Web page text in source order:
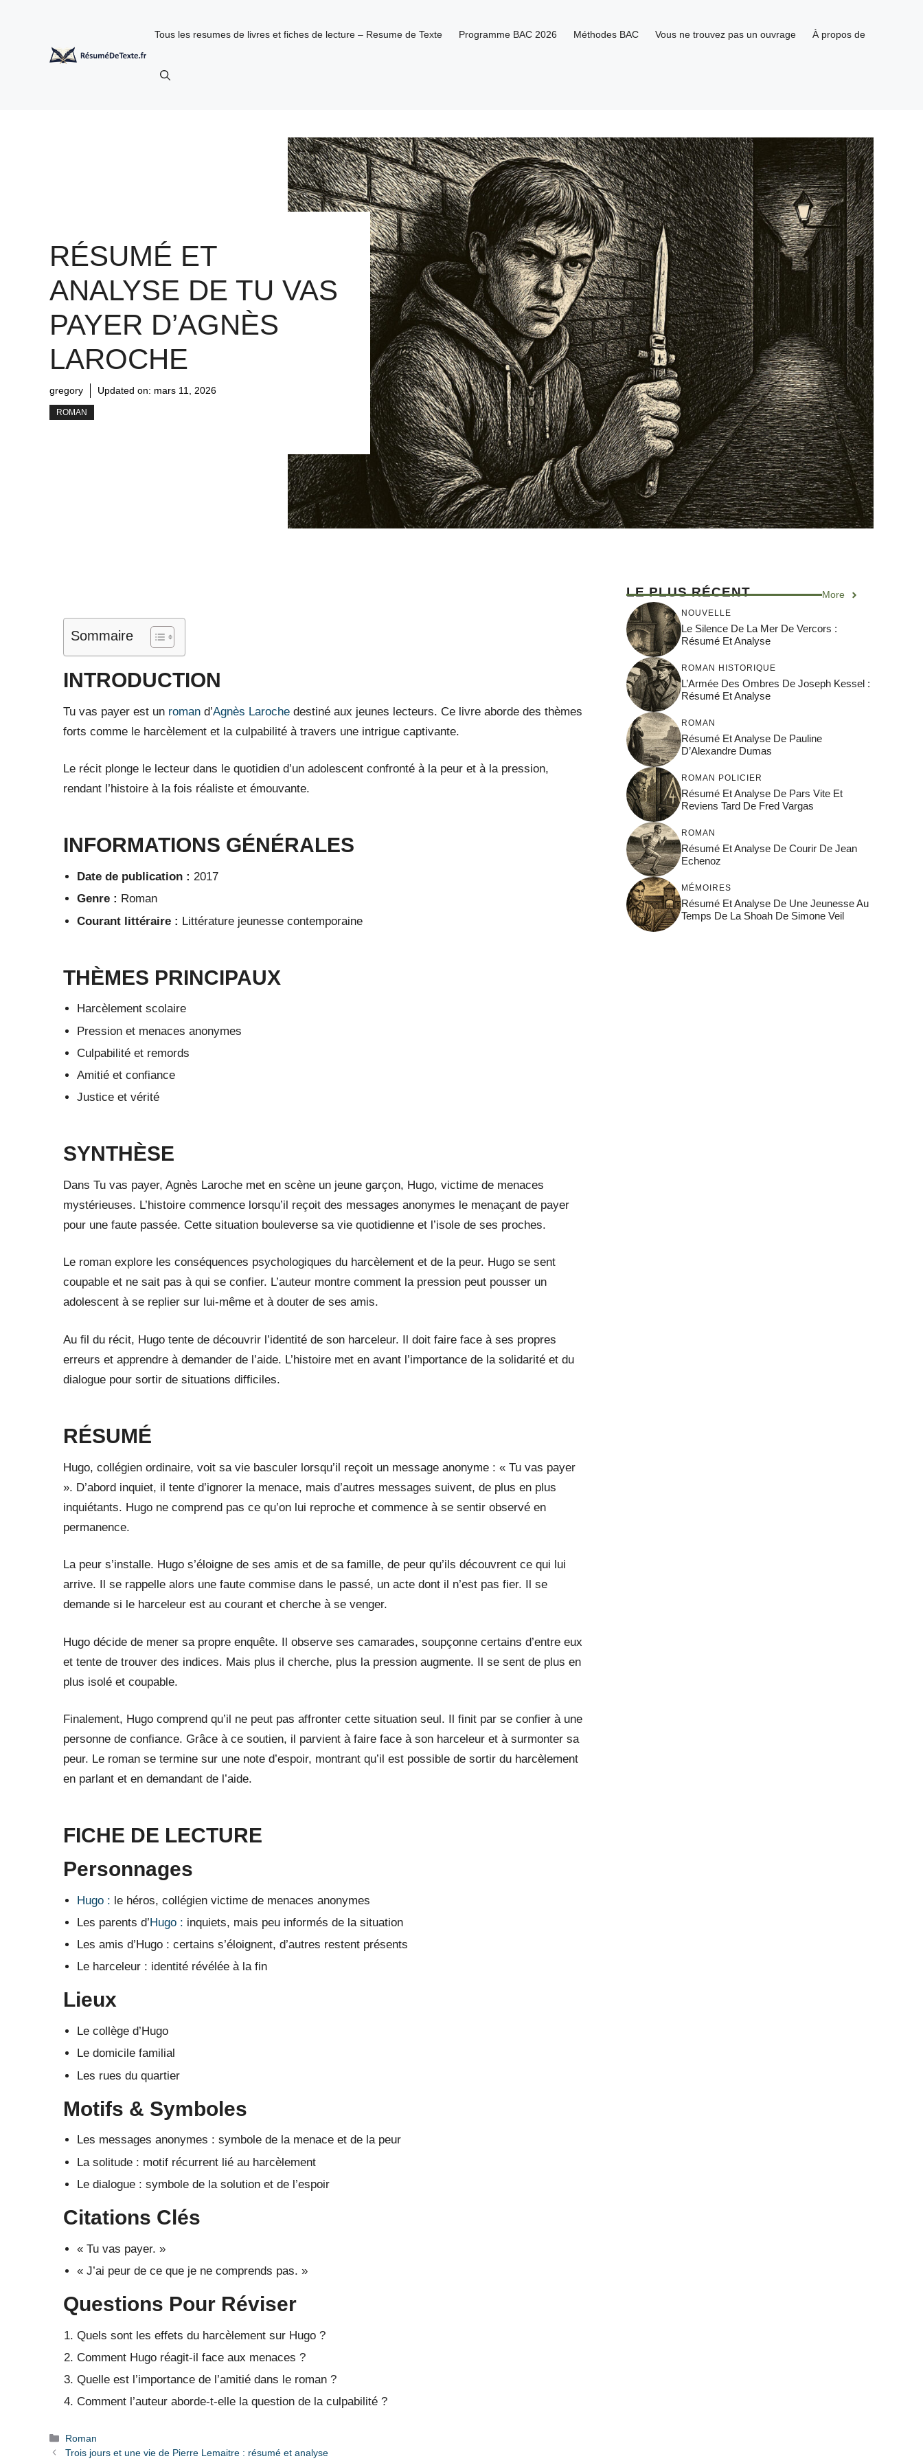
Tous les resumes de livres et fiches de lecture – Resume de Texte Programme BAC 2026 Méthodes BAC Vous ne trouvez pas un ouvrage À propos de
RÉSUMÉ ET
ANALYSE DE TU VAS
PAYER D’AGNÈS
LAROCHE
gregory Updated on: mars 11, 2026
ROMAN
Sommaire
INTRODUCTION
Tu vas payer est un roman d’Agnès Laroche destiné aux jeunes lecteurs. Ce livre aborde des thèmes
forts comme le harcèlement et la culpabilité à travers une intrigue captivante.
Le récit plonge le lecteur dans le quotidien d’un adolescent confronté à la peur et à la pression,
rendant l’histoire à la fois réaliste et émouvante.
INFORMATIONS GÉNÉRALES
Date de publication : 2017
Genre : Roman
Courant littéraire : Littérature jeunesse contemporaine
THÈMES PRINCIPAUX
Harcèlement scolaire
Pression et menaces anonymes
Culpabilité et remords
Amitié et confiance
Justice et vérité
SYNTHÈSE
Dans Tu vas payer, Agnès Laroche met en scène un jeune garçon, Hugo, victime de menaces
mystérieuses. L’histoire commence lorsqu’il reçoit des messages anonymes le menaçant de payer
pour une faute passée. Cette situation bouleverse sa vie quotidienne et l’isole de ses proches.
Le roman explore les conséquences psychologiques du harcèlement et de la peur. Hugo se sent
coupable et ne sait pas à qui se confier. L’auteur montre comment la pression peut pousser un
adolescent à se replier sur lui-même et à douter de ses amis.
Au fil du récit, Hugo tente de découvrir l’identité de son harceleur. Il doit faire face à ses propres
erreurs et apprendre à demander de l’aide. L’histoire met en avant l’importance de la solidarité et du
dialogue pour sortir de situations difficiles.
RÉSUMÉ
Hugo, collégien ordinaire, voit sa vie basculer lorsqu’il reçoit un message anonyme : « Tu vas payer
». D’abord inquiet, il tente d’ignorer la menace, mais d’autres messages suivent, de plus en plus
inquiétants. Hugo ne comprend pas ce qu’on lui reproche et commence à se sentir observé en
permanence.
La peur s’installe. Hugo s’éloigne de ses amis et de sa famille, de peur qu’ils découvrent ce qui lui
arrive. Il se rappelle alors une faute commise dans le passé, un acte dont il n’est pas fier. Il se
demande si le harceleur est au courant et cherche à se venger.
Hugo décide de mener sa propre enquête. Il observe ses camarades, soupçonne certains d’entre eux
et tente de trouver des indices. Mais plus il cherche, plus la pression augmente. Il se sent de plus en
plus isolé et coupable.
Finalement, Hugo comprend qu’il ne peut pas affronter cette situation seul. Il finit par se confier à une
personne de confiance. Grâce à ce soutien, il parvient à faire face à son harceleur et à surmonter sa
peur. Le roman se termine sur une note d’espoir, montrant qu’il est possible de sortir du harcèlement
en parlant et en demandant de l’aide.
FICHE DE LECTURE
Personnages
Hugo : le héros, collégien victime de menaces anonymes
Les parents d’Hugo : inquiets, mais peu informés de la situation
Les amis d’Hugo : certains s’éloignent, d’autres restent présents
Le harceleur : identité révélée à la fin
Lieux
Le collège d’Hugo
Le domicile familial
Les rues du quartier
Motifs & Symboles
Les messages anonymes : symbole de la menace et de la peur
La solitude : motif récurrent lié au harcèlement
Le dialogue : symbole de la solution et de l’espoir
Citations Clés
« Tu vas payer. »
« J’ai peur de ce que je ne comprends pas. »
Questions Pour Réviser
Quels sont les effets du harcèlement sur Hugo ?
Comment Hugo réagit-il face aux menaces ?
Quelle est l’importance de l’amitié dans le roman ?
Comment l’auteur aborde-t-elle la question de la culpabilité ?
Catégories
Roman
Trois jours et une vie de Pierre Lemaitre : résumé et analyse
LE PLUS RÉCENT More
NOUVELLE
Le Silence De La Mer De Vercors :
Résumé Et Analyse
ROMAN HISTORIQUE
L’Armée Des Ombres De Joseph Kessel :
Résumé Et Analyse
ROMAN
Résumé Et Analyse De Pauline
D’Alexandre Dumas
ROMAN POLICIER
Résumé Et Analyse De Pars Vite Et
Reviens Tard De Fred Vargas
ROMAN
Résumé Et Analyse De Courir De Jean
Echenoz
MÉMOIRES
Résumé Et Analyse De Une Jeunesse Au
Temps De La Shoah De Simone Veil